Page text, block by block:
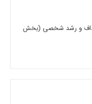
و رشد شخصی (بخش